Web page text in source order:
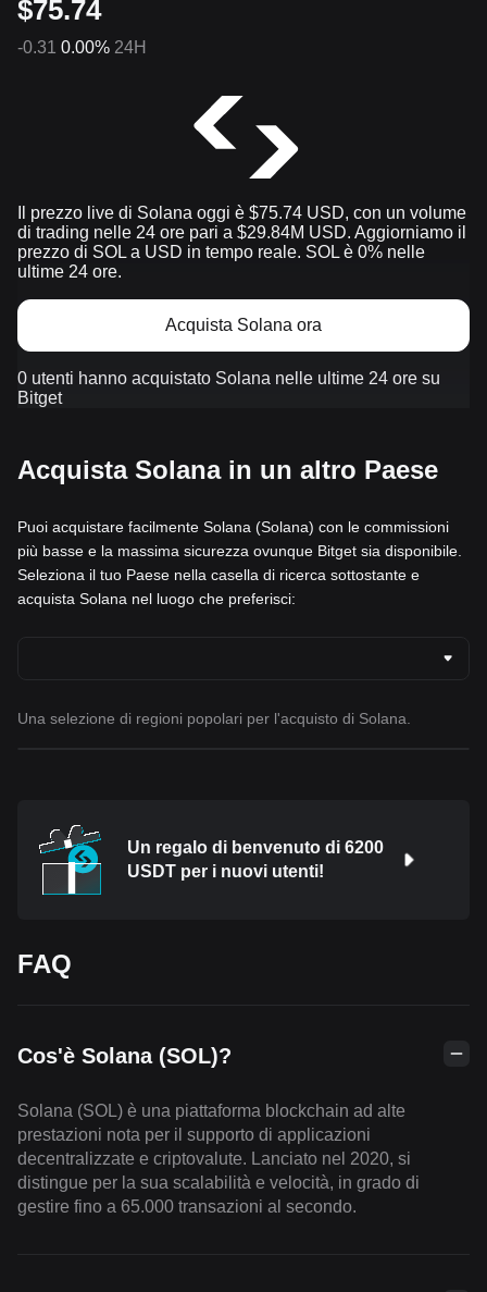
$75.74
-0.31 0.00% 24H
Il prezzo live di Solana oggi è $75.74 USD, con un volume
di trading nelle 24 ore pari a $29.84M USD. Aggiorniamo il
prezzo di SOL a USD in tempo reale. SOL è 0% nelle
ultime 24 ore.
Acquista Solana ora
0 utenti hanno acquistato Solana nelle ultime 24 ore su
Bitget
Acquista Solana in un altro Paese
Puoi acquistare facilmente Solana (Solana) con le commissioni
più basse e la massima sicurezza ovunque Bitget sia disponibile.
Seleziona il tuo Paese nella casella di ricerca sottostante e
acquista Solana nel luogo che preferisci:
Una selezione di regioni popolari per l'acquisto di Solana.
Un regalo di benvenuto di 6200
USDT per i nuovi utenti!
FAQ
Cos'è Solana (SOL)?
Solana (SOL) è una piattaforma blockchain ad alte
prestazioni nota per il supporto di applicazioni
decentralizzate e criptovalute. Lanciato nel 2020, si
distingue per la sua scalabilità e velocità, in grado di
gestire fino a 65.000 transazioni al secondo.